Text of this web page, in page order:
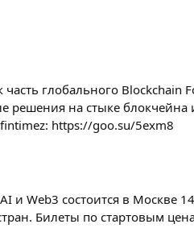
глобального Blockchain
решения на стыке блокчейна
https://goo.su/5exm8
Web3 состоится в Москве
Билеты по стартовым